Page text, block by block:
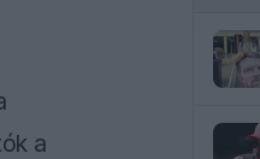
a